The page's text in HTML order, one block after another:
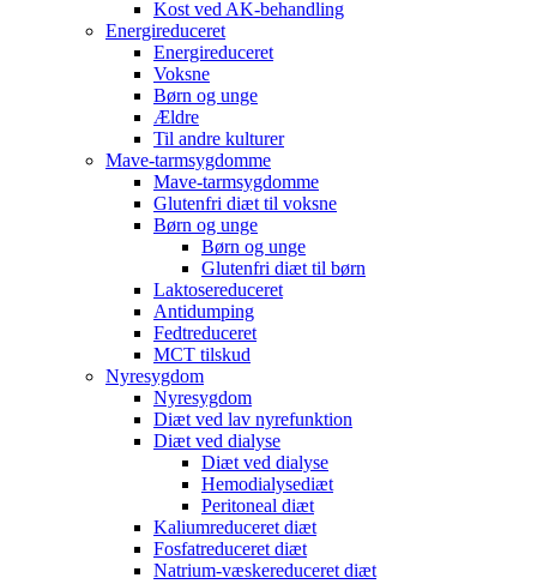
Kost ved AK-behandling
Energireduceret
Energireduceret
Voksne
Børn og unge
Ældre
Til andre kulturer
Mave-tarmsygdomme
Mave-tarmsygdomme
Glutenfri diæt til voksne
Børn og unge
Børn og unge
Glutenfri diæt til børn
Laktosereduceret
Antidumping
Fedtreduceret
MCT tilskud
Nyresygdom
Nyresygdom
Diæt ved lav nyrefunktion
Diæt ved dialyse
Diæt ved dialyse
Hemodialysediæt
Peritoneal diæt
Kaliumreduceret diæt
Fosfatreduceret diæt
Natrium-væskereduceret diæt